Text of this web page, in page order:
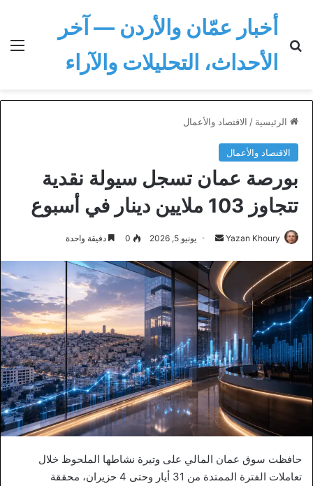
أخبار عمّان والأردن — آخر
الأحداث، التحليلات والآراء
الرئيسية / الاقتصاد والأعمال
الاقتصاد والأعمال
بورصة عمان تسجل سيولة نقدية
تتجاوز 103 ملايين دينار في أسبوع
Yazan Khoury
أرسل
إلكترونيا
يونيو 5, 2026 0 دقيقة واحدة
حافظت سوق عمان المالي على وتيرة نشاطها الملحوظ خلال
تعاملات الفترة الممتدة من 31 أيار وحتى 4 حزيران، محققة